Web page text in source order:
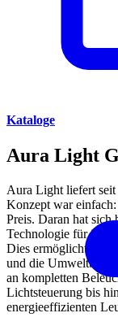
Kataloge
Aura Light
Aura Light liefert seit
Konzept war
Preis. Daran hat sich
Technologie für
Dies ermöglicht
und die
an kompletten
Lichtsteuerung bis
energieeffizienten